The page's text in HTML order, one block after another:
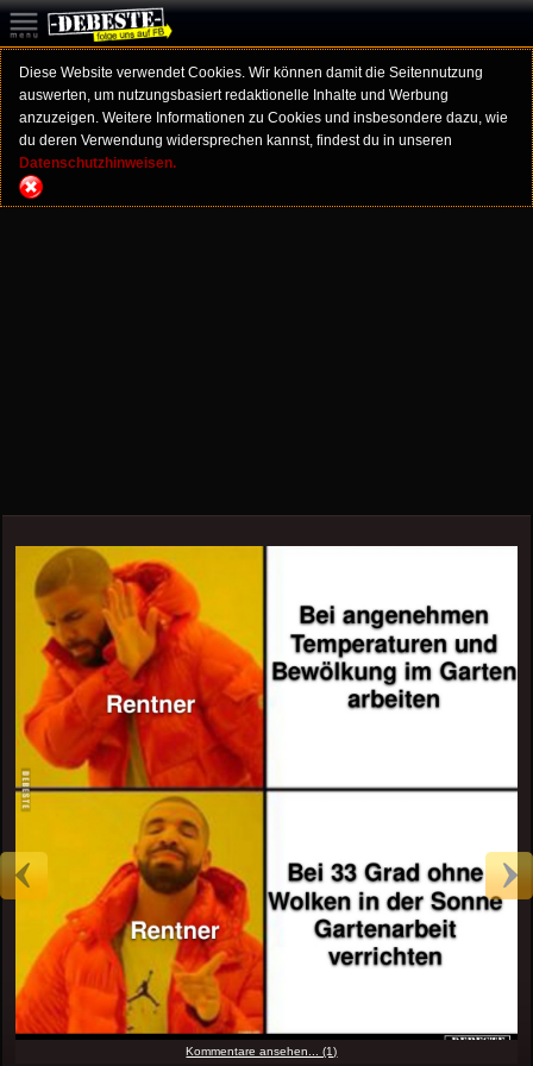
Diese Website verwendet Cookies. Wir können damit die Seitennutzung
auswerten, um nutzungsbasiert redaktionelle Inhalte und Werbung
anzuzeigen. Weitere Informationen zu Cookies und insbesondere dazu, wie
du deren Verwendung widersprechen kannst, findest du in unseren
Datenschutzhinweisen.
Kommentare ansehen... (1)